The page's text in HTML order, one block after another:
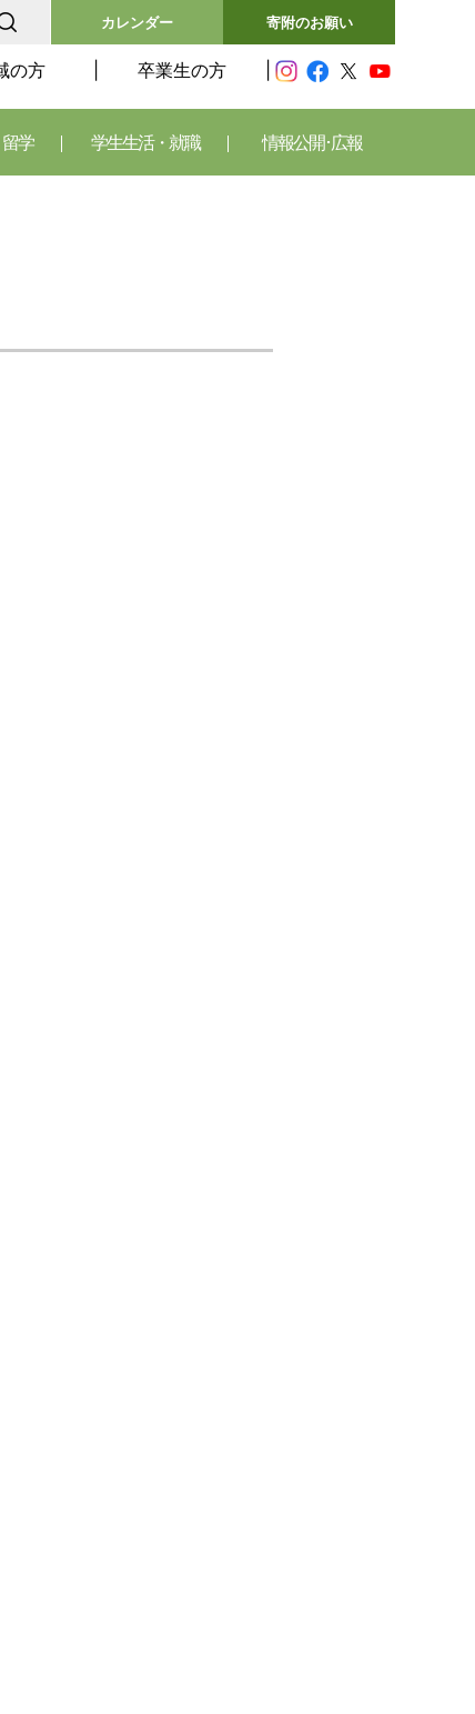
カレンダー 寄附のお願い
の方 卒業生の方
学 学生生活・就職 情報公開･広報